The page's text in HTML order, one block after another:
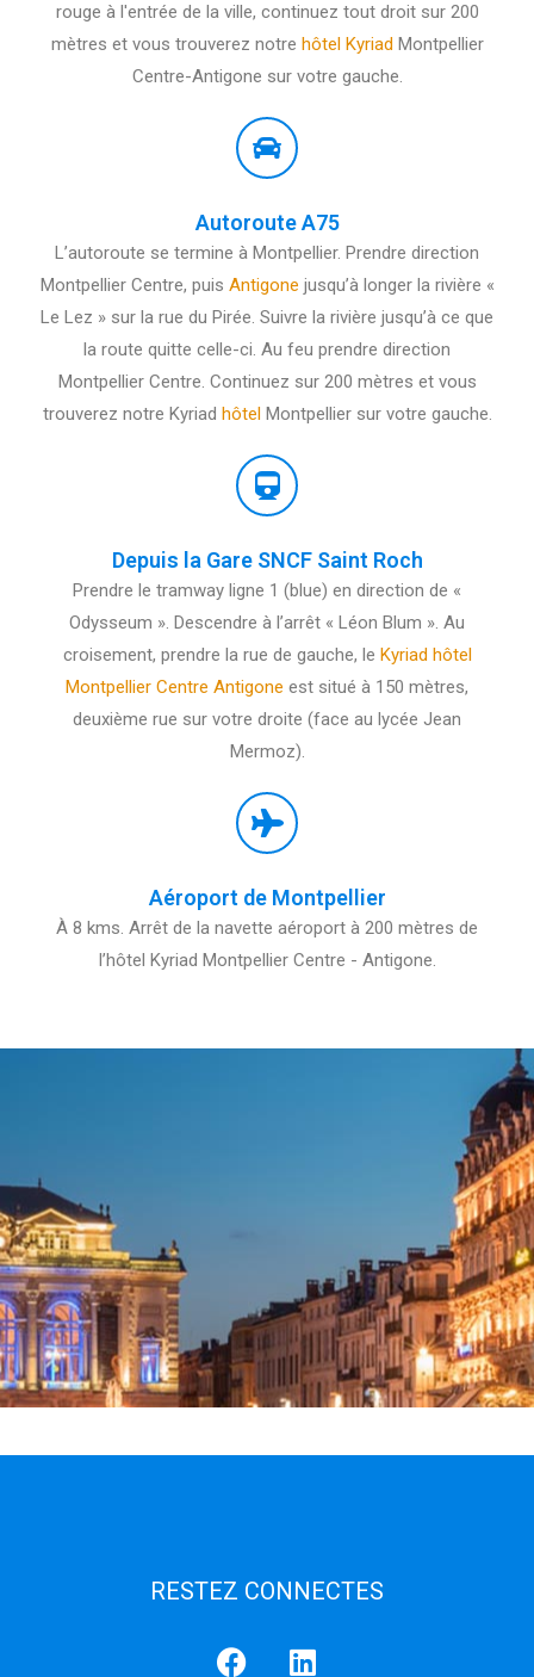
rouge à l'entrée de la ville, continuez tout droit sur 200
mètres et vous trouverez notre hôtel Kyriad Montpellier
Centre-Antigone sur votre gauche.
Autoroute A75
L’autoroute se termine à Montpellier. Prendre direction
Montpellier Centre, puis Antigone jusqu’à longer la rivière «
Le Lez » sur la rue du Pirée. Suivre la rivière jusqu’à ce que
la route quitte celle-ci. Au feu prendre direction
Montpellier Centre. Continuez sur 200 mètres et vous
trouverez notre Kyriad hôtelMontpellier sur votre gauche.
Depuis la Gare SNCF Saint Roch
Prendre le tramway ligne 1 (blue) en direction de «
Odysseum ». Descendre à l’arrêt « Léon Blum ». Au
croisement, prendre la rue de gauche, le Kyriad hôtel
Montpellier Centre Antigone est situé à 150 mètres,
deuxième rue sur votre droite (face au lycée Jean
Mermoz).
Aéroport de Montpellier
À 8 kms. Arrêt de la navette aéroport à 200 mètres de
l’hôtel Kyriad Montpellier Centre - Antigone.
RESTEZ CONNECTES